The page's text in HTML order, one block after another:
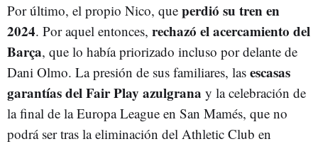
Por último, el propio Nico, que perdió su tren en
2024. Por aquel entonces, rechazó el acercamiento del
Barça, que lo había priorizado incluso por delante de
Dani Olmo. La presión de sus familiares, las escasas
garantías del Fair Play azulgrana y la celebración de
la final de la Europa League en San Mamés, que no
podrá ser tras la eliminación del Athletic Club en